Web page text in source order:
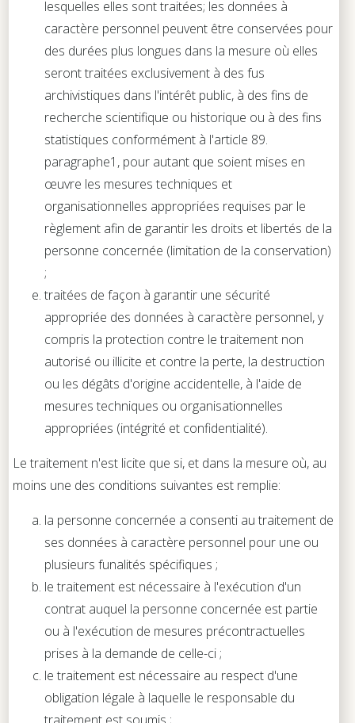
lesquelles elles sont traitées; les données à
caractère personnel peuvent être conservées pour
des durées plus longues dans la mesure où elles
seront traitées exclusivement à des fus
archivistiques dans l'intérêt public, à des fins de
recherche scientifique ou historique ou à des fins
statistiques conformément à l'article 89.
paragraphe1, pour autant que soient mises en
œuvre les mesures techniques et
organisationnelles appropriées requises par le
règlement afin de garantir les droits et libertés de la
personne concernée (limitation de la conservation)
;
traitées de façon à garantir une sécurité
appropriée des données à caractère personnel, y
compris la protection contre le traitement non
autorisé ou illicite et contre la perte, la destruction
ou les dégâts d'origine accidentelle, à l'aide de
mesures techniques ou organisationnelles
appropriées (intégrité et confidentialité).
Le traitement n'est licite que si, et dans la mesure où, au
moins une des conditions suivantes est remplie:
la personne concernée a consenti au traitement de
ses données à caractère personnel pour une ou
plusieurs funalités spécifiques ;
le traitement est nécessaire à l'exécution d'un
contrat auquel la personne concernée est partie
ou à l'exécution de mesures précontractuelles
prises à la demande de celle-ci ;
le traitement est nécessaire au respect d'une
obligation légale à laquelle le responsable du
traitement est soumis ;